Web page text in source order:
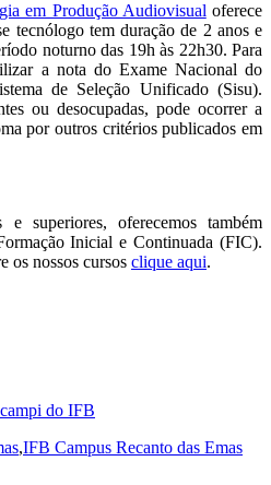
em Produção Audiovisual oferece
tecnólogo tem duração de 2 anos e
noturno das 19h às 22h30. Para
a nota do Exame Nacional do
de Seleção Unificado (Sisu).
ou desocupadas, pode ocorrer a
por outros critérios publicados em
e superiores, oferecemos também
Inicial e Continuada (FIC).
os nossos cursos clique aqui.
do IFB
,IFB Campus Recanto das Emas